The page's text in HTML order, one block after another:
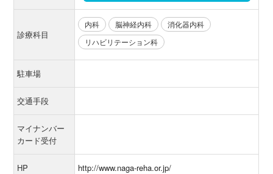
診療科目
内科 脳神経内科
消化器内科
リハビリテーション科
駐車場
交通手段
マイナンバー
カード受付
HP http://www.naga-reha.or.jp/